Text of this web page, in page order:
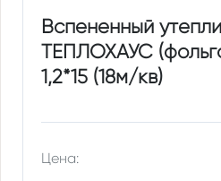
Вспененный
ТЕПЛОХАУС
1,2*15 (18м/кв)
Цена: